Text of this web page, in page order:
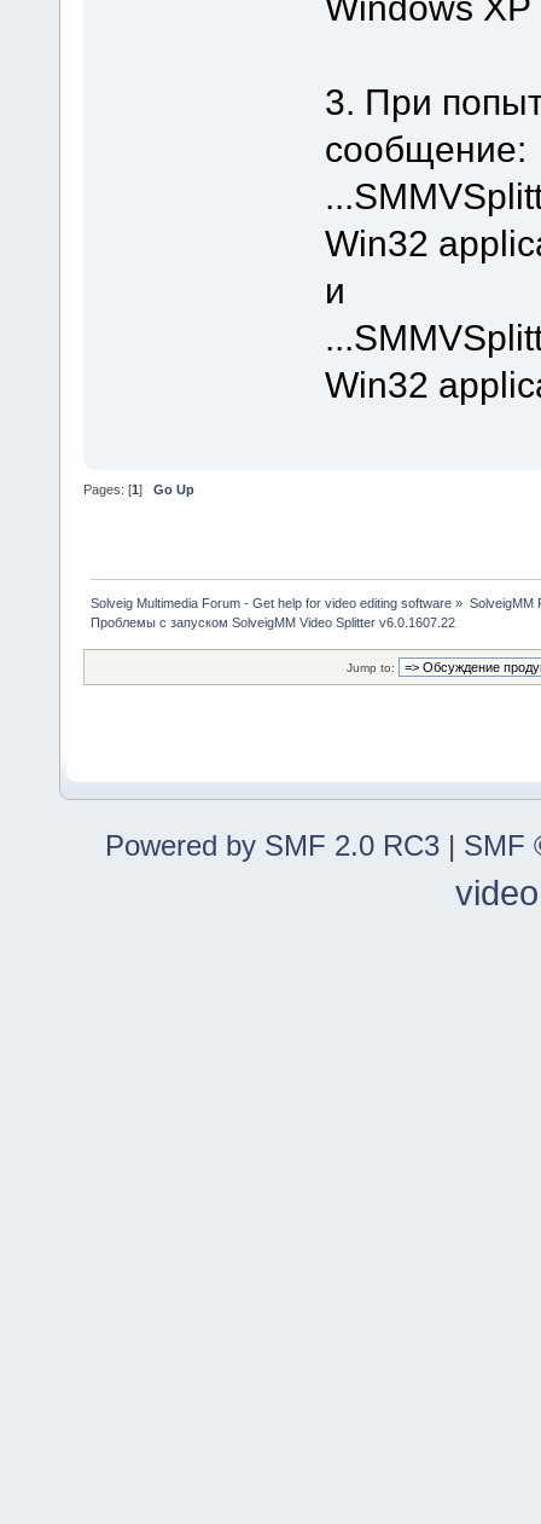
3. При
сообщение:
Win32
и
Win32
Pages: [1] Go Up
Solveig Multimedia Forum - Get help for video editing software » SolveigMM
Проблемы с запуском SolveigMM Video Splitter v6.0.1607.22
Jump to:
Powered by SMF 2.0 RC3 | SMF